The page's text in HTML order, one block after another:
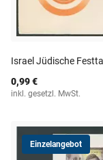
Israel Jüdische
0,99 €
inkl. gesetzl. MwSt.
Einzelangebot